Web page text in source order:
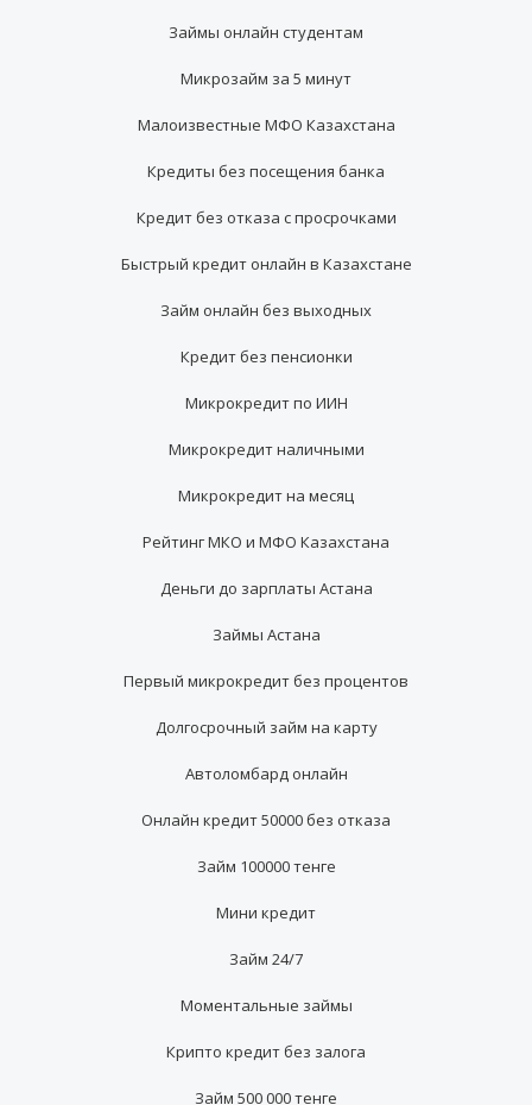
Займы онлайн студентам
Микрозайм за 5 минут
Малоизвестные МФО Казахстана
Кредиты без посещения банка
Кредит без отказа с просрочками
Быстрый кредит онлайн в Казахстане
Займ онлайн без выходных
Кредит без пенсионки
Микрокредит по ИИН
Микрокредит наличными
Микрокредит на месяц
Рейтинг МКО и МФО Казахстана
Деньги до зарплаты Астана
Займы Астана
Первый микрокредит без процентов
Долгосрочный займ на карту
Автоломбард онлайн
Онлайн кредит 50000 без отказа
Займ 100000 тенге
Мини кредит
Займ 24/7
Моментальные займы
Крипто кредит без залога
Займ 500 000 тенге